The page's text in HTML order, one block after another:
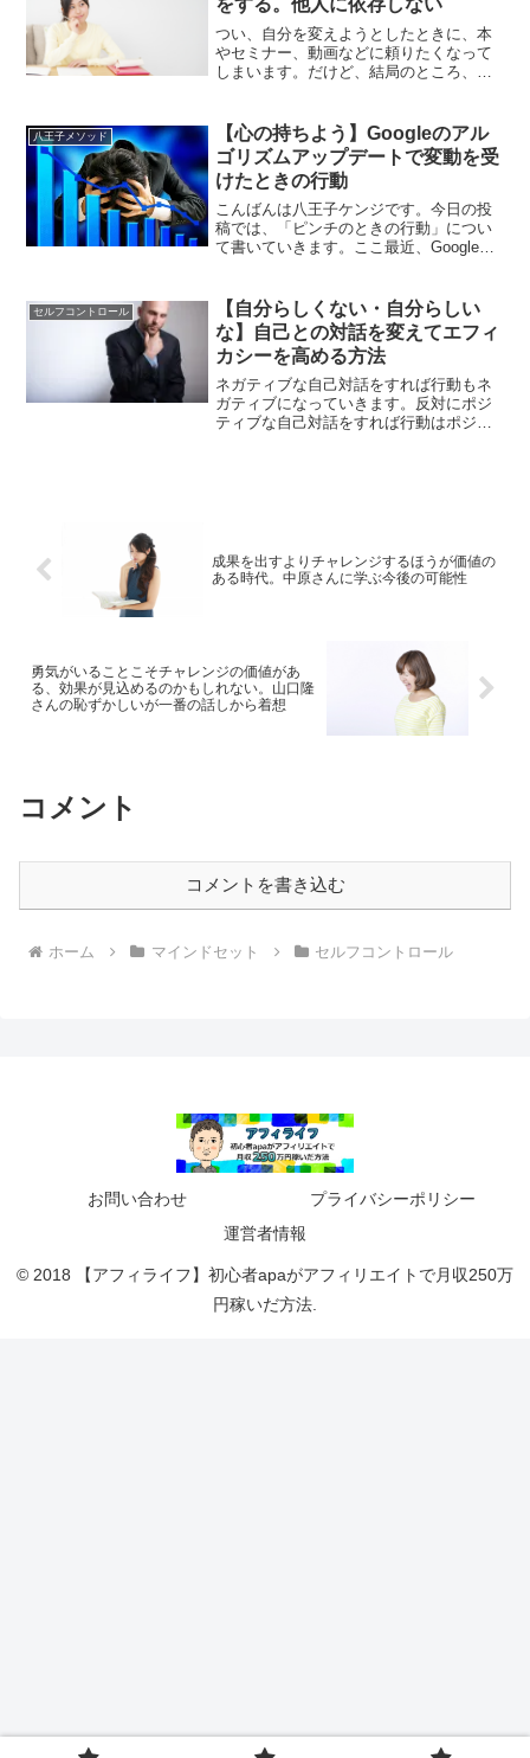
をする。他人に依存しない
つい、自分を変えようとしたときに、本
やセミナー、動画などに頼りたくなって
しまいます。だけど、結局のところ、自
とはありません。そんなことについて書
いていきます。
八王子メソッド
【心の持ちよう】Googleのアル
ゴリズムアップデートで変動を受
けたときの行動
こんばんは八王子ケンジです。今日の投
稿では、「ピンチのときの行動」につい
て書いていきます。ここ最近、Googleの
ムのアップデートを実施（2019年3月）
::...
セルフコントロール
【自分らしくない・自分らしい
な】自己との対話を変えてエフィ
カシーを高める方法
ネガティブな自己対話をすれば行動もネ
ガティブになっていきます。反対にポジ
ティブな自己対話をすれば行動はポジテ
成果を出すよりチャレンジするほうが価値の
ある時代。中原さんに学ぶ今後の可能性
勇気がいることこそチャレンジの価値があ
る、効果が見込めるのかもしれない。山口隆
さんの恥ずかしいが一番の話しから着想
コメント
コメントを書き込む
ホーム マインドセット セルフコントロール
お問い合わせ
プライバシーポリシー
運営者情報
© 2018 【アフィライフ】初心者apaがアフィリエイトで月収250万
円稼いだ方法.